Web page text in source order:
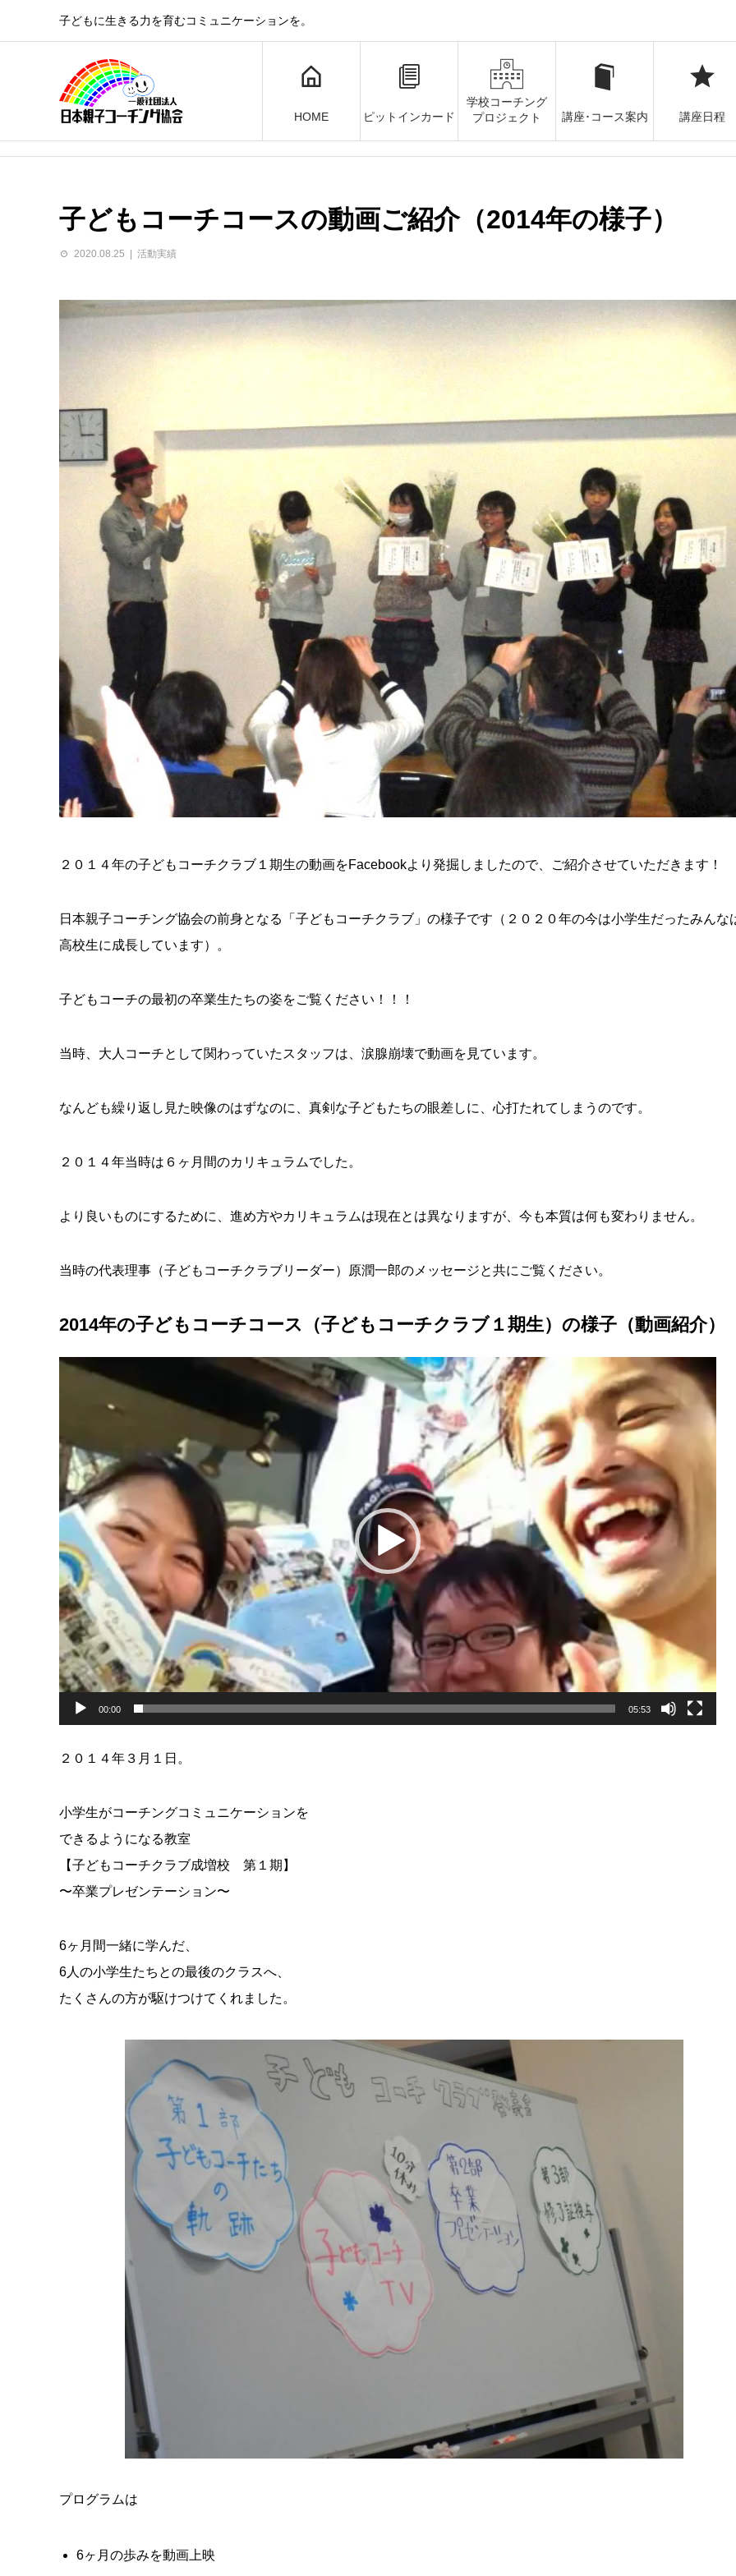
子どもに生きる力を育むコミュニケーションを。
HOME ピットインカード
学校コーチング
プロジェクト
講座･コース案内 講座日程
子どもコーチコースの動画ご紹介（2014年の様子）
2020.08.25 活動実績
２０１４年の子どもコーチクラブ１期生の動画をFacebookより発掘しましたので、ご紹介させていただきます！
日本親子コーチング協会の前身となる「子どもコーチクラブ」の様子です（２０２０年の今は小学生だったみんな
高校生に成長しています）。
子どもコーチの最初の卒業生たちの姿をご覧ください！！！
当時、大人コーチとして関わっていたスタッフは、涙腺崩壊で動画を見ています。
なんども繰り返し見た映像のはずなのに、真剣な子どもたちの眼差しに、心打たれてしまうのです。
２０１４年当時は６ヶ月間のカリキュラムでした。
より良いものにするために、進め方やカリキュラムは現在とは異なりますが、今も本質は何も変わりません。
当時の代表理事（子どもコーチクラブリーダー）原潤一郎のメッセージと共にご覧ください。
2014年の子どもコーチコース（子どもコーチクラブ１期生）の様子（動画紹介）
動
ー
00:00 05:53
２０１４年３月１日。
小学生がコーチングコミュニケーションを
できるようになる教室
【子どもコーチクラブ成増校 第１期】
〜卒業プレゼンテーション〜
6ヶ月間一緒に学んだ、
6人の小学生たちとの最後のクラスへ、
たくさんの方が駆けつけてくれました。
プログラムは
6ヶ月の歩みを動画上映